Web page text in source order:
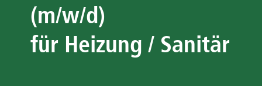
(m/w/d)
für Heizung / Sanitär